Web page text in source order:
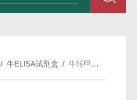
/牛ELISA试剂盒 /牛转甲状腺素蛋白（TTR）ELISA试剂盒